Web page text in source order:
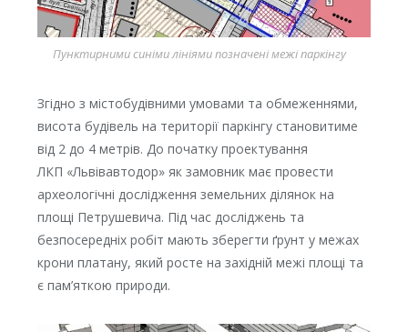
Пунктирними синіми лініями позначені межі паркінгу
Згідно з містобудівними умовами та обмеженнями,
висота будівель на території паркінгу становитиме
від 2 до 4 метрів. До початку проектування
ЛКП «Львівавтодор» як замовник має провести
археологічні дослідження земельних ділянок на
площі Петрушевича. Під час досліджень та
безпосередніх робіт мають зберегти ґрунт у межах
крони платану, який росте на західній межі площі та
є пам’яткою природи.